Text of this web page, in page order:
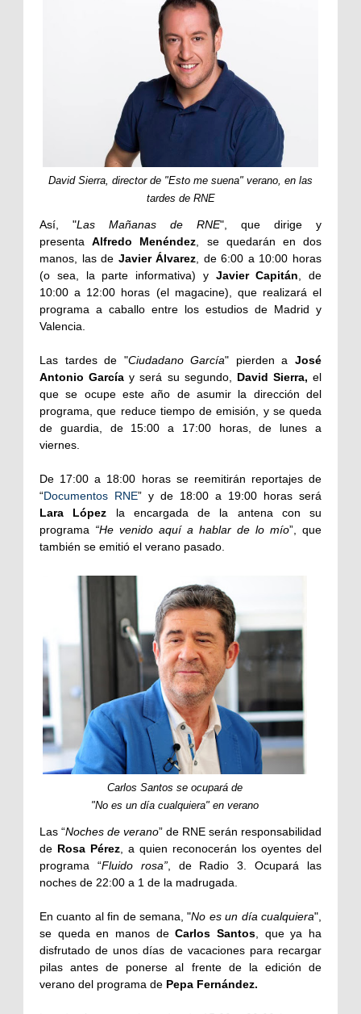
David Sierra, director de "Esto me suena" verano, en las
tardes de RNE
Así, "Las Mañanas de RNE", que dirige y
presentaAlfredo Menéndez, se quedarán en dos
manos, las de Javier Álvarez, de 6:00 a 10:00 horas
(o sea, la parte informativa) y Javier Capitán, de
10:00 a 12:00 horas (el magacine), que realizará el
programa a caballo entre los estudios de Madrid y
Valencia.
Las tardes de "Ciudadano García" pierden aJosé
Antonio García y será su segundo, David Sierra, el
que se ocupe este año de asumir la dirección del
programa, que reduce tiempo de emisión, y se queda
de guardia, de 15:00 a 17:00 horas, de lunes a
viernes.
De 17:00 a 18:00 horas se reemitirán reportajes de
“Documentos RNE” y de 18:00 a 19:00 horas será
Lara López la encargada de la antena con su
programa “He venido aquí a hablar de lo mío”, que
también se emitió el verano pasado.
Carlos Santos se ocupará de
"No es un día cualquiera" en verano
Las “Noches de verano” de RNE serán responsabilidad
de Rosa Pérez, a quien reconocerán los oyentes del
programa “Fluido rosa”, de Radio 3. Ocupará las
noches de 22:00 a 1 de la madrugada.
En cuanto al fin de semana, "No es un día cualquiera",
se queda en manos deCarlos Santos, que ya ha
disfrutado de unos días de vacaciones para recargar
pilas antes de ponerse al frente de la edición de
verano del programa de Pepa Fernández.